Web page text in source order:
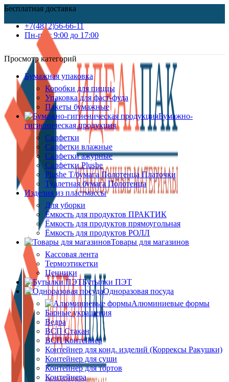
Бесплатная доставка
+7(4812)56-66-11
Пн-пт c 9:00 до 17:00
Просмотр категорий
Бумажная упаковка
Коробки для пиццы
Упаковка для фаст-фуда
Пакеты бумажные
Бумажно-
гигиеническая продукция
Салфетки
Салфетки влажные
Салфетки ажурные
Салфетки Plushe
Plushe Т/бумага Полотенца Платочки
Туалетная бумага Полотенца
Изделия из пластмассы
Для уборки
Ёмкость для продуктов ПРАКТИК
Ёмкость для продуктов прямоугольная
Ёмкость для продуктов РОЛЛ
Товары для магазинов
Кассовая лента
Термоэтикетки
Ценники
Бутылки ПЭТ
Одноразовая посуда
Алюминиевые формы
Барные украшения
Ведра
ВСП Стакан
ВСП Контейнер
Контейнер для конд. изделий (Коррексы Ракушки)
Контейнер для суши
Контейнер для тортов
Контейнера